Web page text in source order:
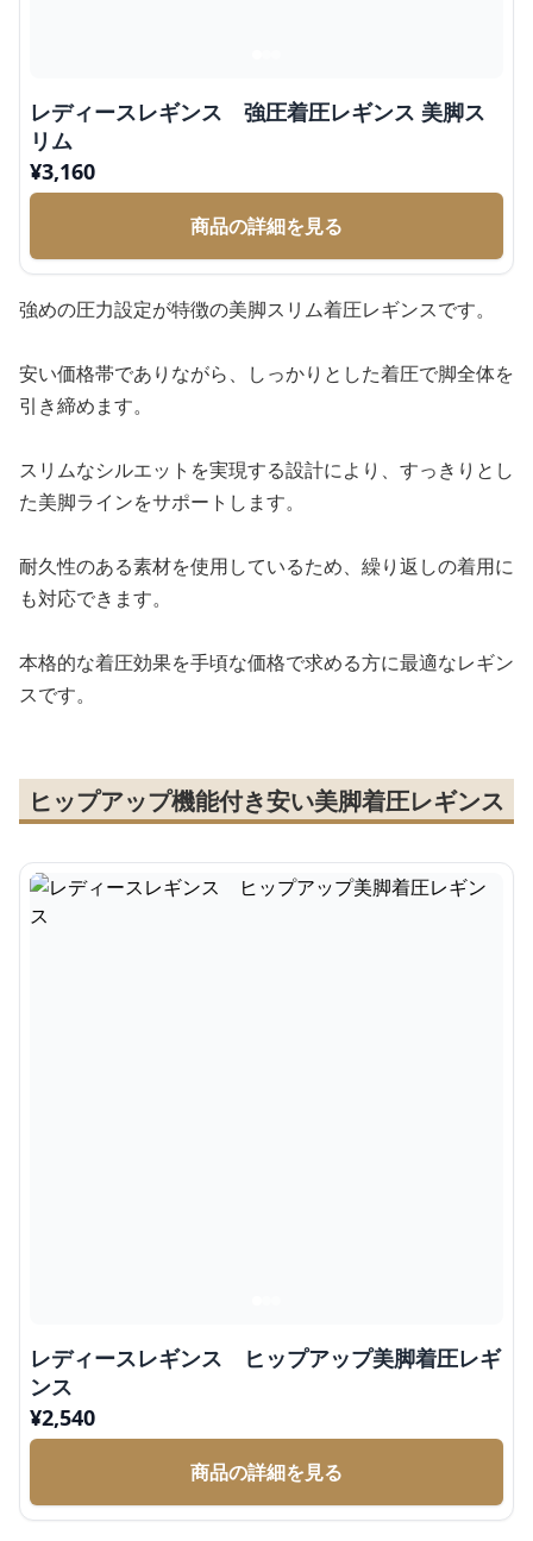
レディースレギンス 強圧着圧レギンス 美脚ス
リム
¥3,160
商品の詳細を見る
強めの圧力設定が特徴の美脚スリム着圧レギンスです。
安い価格帯でありながら、しっかりとした着圧で脚全体を
引き締めます。
スリムなシルエットを実現する設計により、すっきりとし
た美脚ラインをサポートします。
耐久性のある素材を使用しているため、繰り返しの着用に
も対応できます。
本格的な着圧効果を手頃な価格で求める方に最適なレギン
スです。
ヒップアップ機能付き安い美脚着圧レギンス
レディースレギンス ヒップアップ美脚着圧レギ
ンス
¥2,540
商品の詳細を見る